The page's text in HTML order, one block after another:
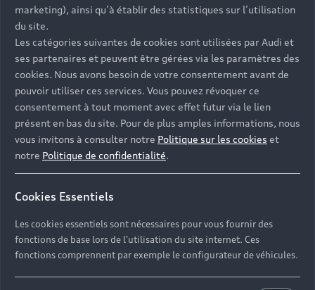
marketing), ainsi qu’à établir des statistiques sur l’utilisation
du site.
Les catégories suivantes de cookies sont utilisées par Audi et
ses partenaires et peuvent être gérées via les paramètres des
cookies. Nous avons besoin de votre consentement avant de
pouvoir utiliser ces services. Vous pouvez révoquer ce
consentement à tout moment avec effet futur via le lien
présent en bas du site. Pour de plus amples informations, nous
vous invitons à consulter notre Politique sur les cookies et
notre Politique de confidentialité.
Cookies Essentiels
Les cookies essentiels sont nécessaires pour vous fournir des
fonctions de base lors de l'utilisation du site internet. Ces
fonctions comprennent par exemple le configurateur de véhicules.